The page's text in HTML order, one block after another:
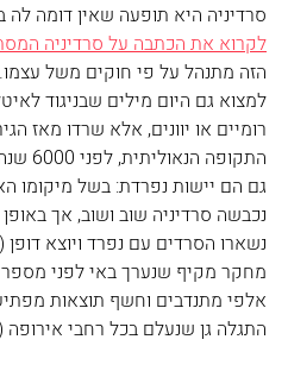
סרדיניה היא תופעה שאין דומה לה
לקרוא את הכתבה על סרדיניה
הזה מתנהל על פי חוקים משל
למצוא גם היום מילים שבניגוד
רומיים או יוונים, אלא שרדו מאז
גם הם יישות נפרדת: בשל מיקומו
נכבשה סרדיניה שוב ושוב, אך
נשארו הסרדים עם נפרד ויוצא
מחקר מקיף שנערך באי לפני
התגלה גן שנעלם בכל רחבי